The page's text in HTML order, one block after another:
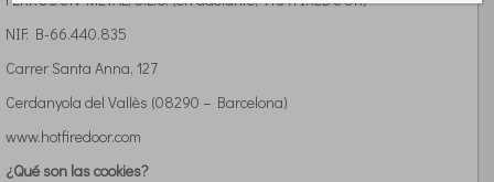
NIF: B-66.440.835
Carrer Santa Anna, 127
Cerdanyola del Vallès (08290 – Barcelona)
www.hotfiredoor.com
¿Qué son las cookies?